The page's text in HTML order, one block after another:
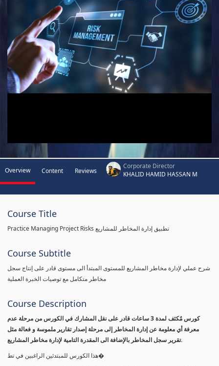
Overview Content Reviews
Corporate Director
KHALID HAMID HASSAN M
Course Title
Practice Managing Project Risks تطبيق إدارة المخاطر للمشاريع
Course Subtitle
شرح عملي لإدارة مخاطر المشاريع للمستوى المبتدأ الى مستوى قادر على إنتاج سجل
مخاطر متكامل مع توصيات الخبرة العملية
Course Description
كورس مٌكثف لمدة 3 ساعات قادر على نقل المشارك في الكورس من مرحلة عدم
معرفة أي معلومة عن إدارة المخاطر إلى مرحلة إصدار تقارير ملموسة و فعالة مثل
تقرير سجل المخاطر بالإضافة الى المقدرة التامية لإدارة مخاطر المشاريع.
هذا الكورس للمبتدئين الراغبين في تط�